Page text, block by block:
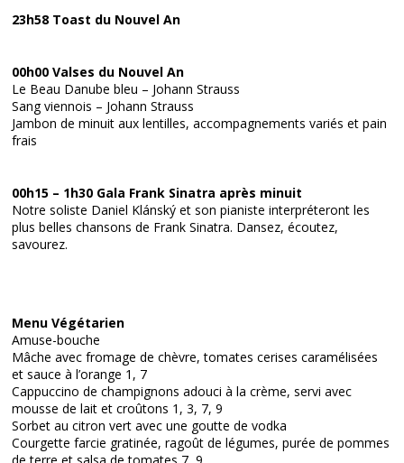
23h58 Toast du Nouvel An
00h00 Valses du Nouvel An
Le Beau Danube bleu – Johann Strauss
Sang viennois – Johann Strauss
Jambon de minuit aux lentilles, accompagnements variés et pain
frais
00h15 – 1h30 Gala Frank Sinatra après minuit
Notre soliste Daniel Klánský et son pianiste interpréteront les
plus belles chansons de Frank Sinatra. Dansez, écoutez,
savourez.
Menu Végétarien
Amuse-bouche
Mâche avec fromage de chèvre, tomates cerises caramélisées
et sauce à l’orange 1, 7
Cappuccino de champignons adouci à la crème, servi avec
mousse de lait et croûtons 1, 3, 7, 9
Sorbet au citron vert avec une goutte de vodka
Courgette farcie gratinée, ragoût de légumes, purée de pommes